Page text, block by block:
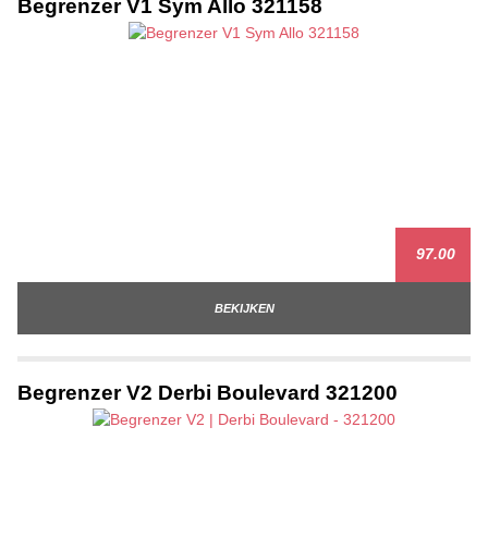
Begrenzer V1 Sym Allo 321158
97.00
BEKIJKEN
Begrenzer V2 Derbi Boulevard 321200